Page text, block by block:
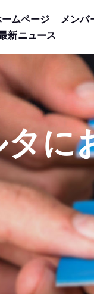
ムページ
メンバ
新ニュース
に